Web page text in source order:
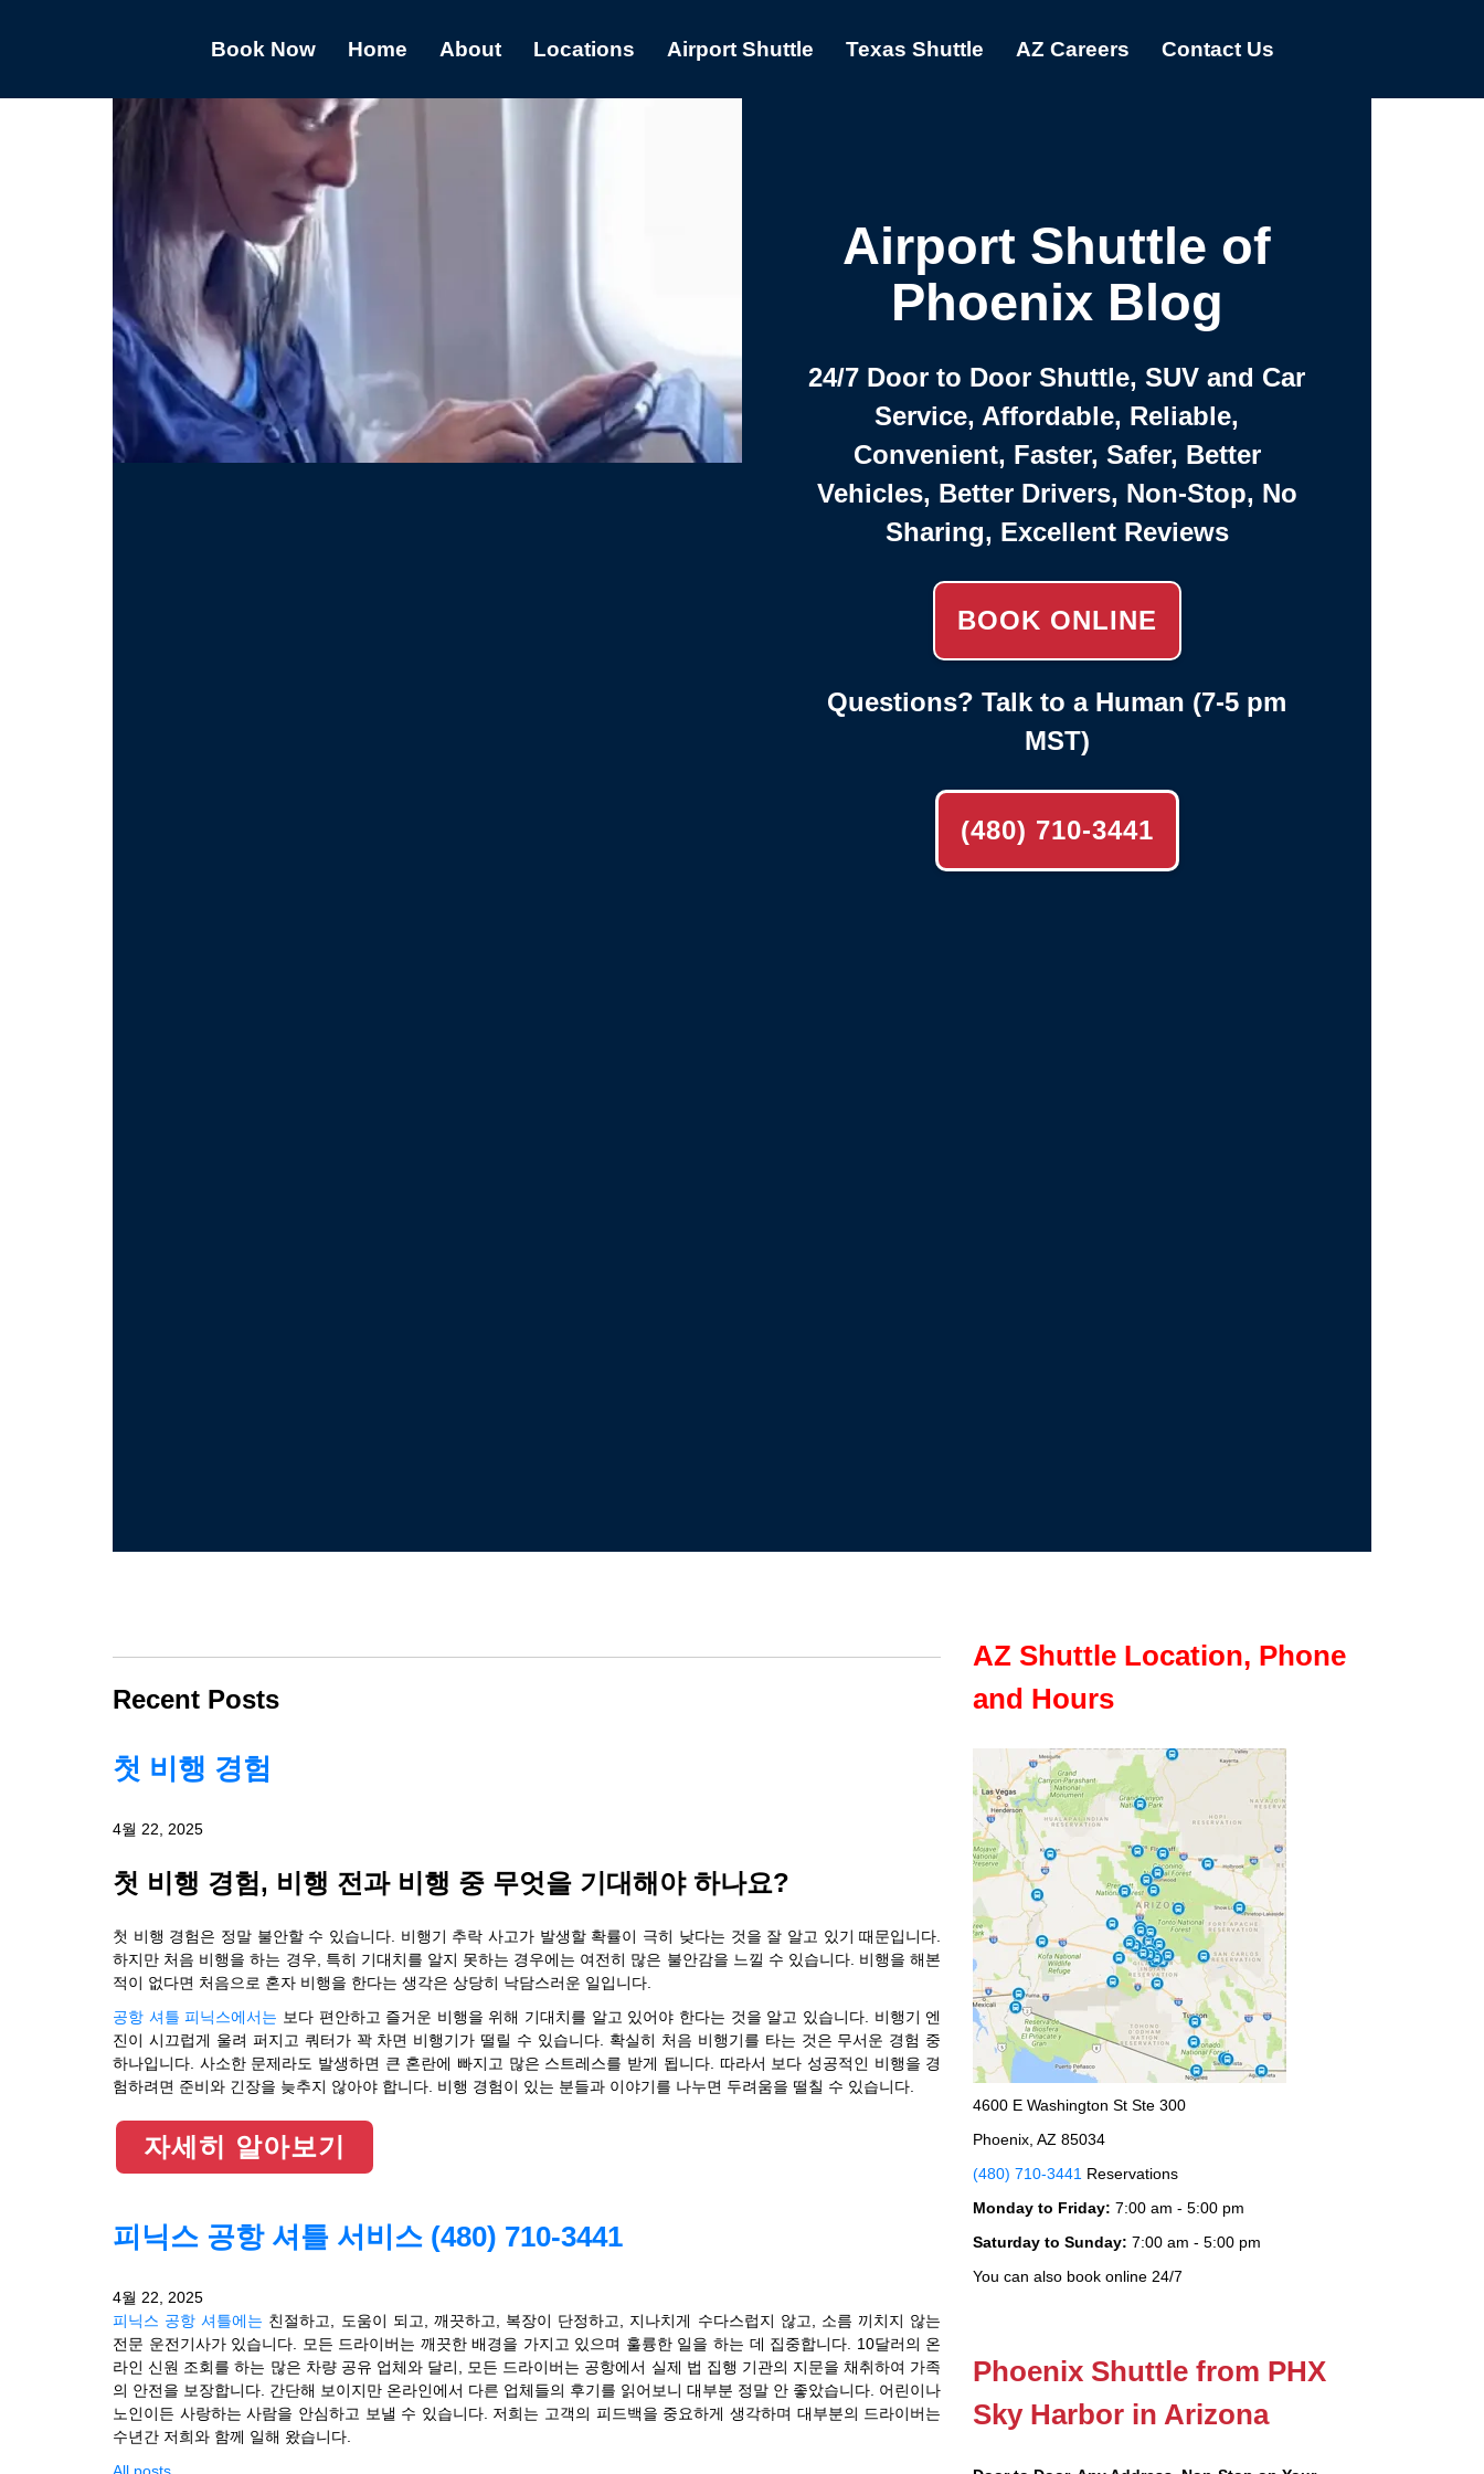
Book Now Home About Locations Airport Shuttle Texas Shuttle AZ Careers Contact Us
Airport Shuttle of
Phoenix Blog
24/7 Door to Door Shuttle, SUV and Car
Service, Affordable, Reliable,
Convenient, Faster, Safer, Better
Vehicles, Better Drivers, Non-Stop, No
Sharing, Excellent Reviews
BOOK ONLINE
Questions? Talk to a Human (7-5 pm
MST)
(480) 710-3441
Recent Posts
첫 비행 경험
4월 22, 2025
첫 비행 경험, 비행 전과 비행 중 무엇을 기대해야 하나요?
첫 비행 경험은 정말 불안할 수 있습니다. 비행기 추락 사고가 발생할 확률이 극히 낮다는 것을 잘 알고 있기 때문입니다.
하지만 처음 비행을 하는 경우, 특히 기대치를 알지 못하는 경우에는 여전히 많은 불안감을 느낄 수 있습니다. 비행을 해본
적이 없다면 처음으로 혼자 비행을 한다는 생각은 상당히 낙담스러운 일입니다.
공항 셔틀 피닉스에서는 보다 편안하고 즐거운 비행을 위해 기대치를 알고 있어야 한다는 것을 알고 있습니다. 비행기 엔
진이 시끄럽게 울려 퍼지고 쿼터가 꽉 차면 비행기가 떨릴 수 있습니다. 확실히 처음 비행기를 타는 것은 무서운 경험 중
하나입니다. 사소한 문제라도 발생하면 큰 혼란에 빠지고 많은 스트레스를 받게 됩니다. 따라서 보다 성공적인 비행을 경
험하려면 준비와 긴장을 늦추지 않아야 합니다. 비행 경험이 있는 분들과 이야기를 나누면 두려움을 떨칠 수 있습니다.
자세히 알아보기
피닉스 공항 셔틀 서비스 (480) 710-3441
4월 22, 2025
피닉스 공항 셔틀에는 친절하고, 도움이 되고, 깨끗하고, 복장이 단정하고, 지나치게 수다스럽지 않고, 소름 끼치지 않는
전문 운전기사가 있습니다. 모든 드라이버는 깨끗한 배경을 가지고 있으며 훌륭한 일을 하는 데 집중합니다. 10달러의 온
라인 신원 조회를 하는 많은 차량 공유 업체와 달리, 모든 드라이버는 공항에서 실제 법 집행 기관의 지문을 채취하여 가족
의 안전을 보장합니다. 간단해 보이지만 온라인에서 다른 업체들의 후기를 읽어보니 대부분 정말 안 좋았습니다. 어린이나
노인이든 사랑하는 사람을 안심하고 보낼 수 있습니다. 저희는 고객의 피드백을 중요하게 생각하며 대부분의 드라이버는
수년간 저희와 함께 일해 왔습니다.
AZ Shuttle Location, Phone
and Hours
4600 E Washington St Ste 300
Phoenix, AZ 85034
(480) 710-3441 Reservations
Monday to Friday: 7:00 am - 5:00 pm
Saturday to Sunday: 7:00 am - 5:00 pm
You can also book online 24/7
Phoenix Shuttle from PHX
Sky Harbor in Arizona